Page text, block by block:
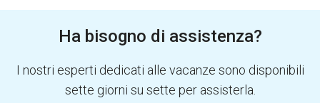
Ha bisogno di assistenza?
I nostri esperti dedicati alle vacanze sono disponibili
sette giorni su sette per assisterla.